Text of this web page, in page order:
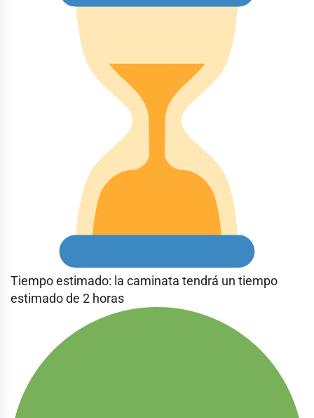
Tiempo estimado: la caminata tendrá un tiempo
estimado de 2 horas